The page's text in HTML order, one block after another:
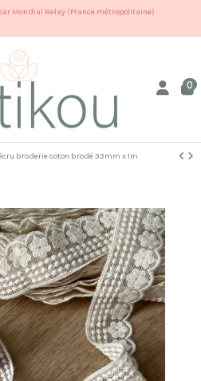
Mondial Relay (France métropolitaine)
0
broderie coton brodé 33mm x 1m